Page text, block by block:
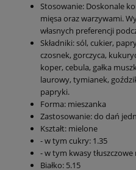
Stosowanie: Doskonale
mięsa oraz warzywami.
własnych preferencji
Składniki: sól, cukier,
czosnek, gorczyca,
koper, cebula, gałka
laurowy, tymianek,
papryki.
Forma: mieszanka
Zastosowanie: do dań
Kształt: mielone
- w tym cukry: 1.35
- w tym kwasy tłuszczowe
Białko: 5.15